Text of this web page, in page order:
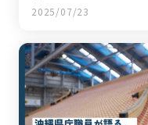
2025/07/23